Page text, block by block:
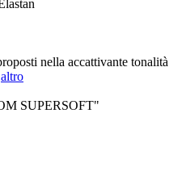
nella accattivante tonalità
altro
SUPERSOFT"